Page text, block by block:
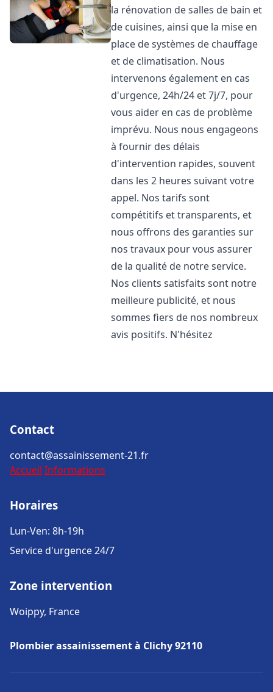
la rénovation de salles de bain et
de cuisines, ainsi que la mise en
place de systèmes de chauffage
et de climatisation. Nous
intervenons également en cas
d'urgence, 24h/24 et 7j/7, pour
vous aider en cas de problème
imprévu. Nous nous engageons
à fournir des délais
d'intervention rapides, souvent
dans les 2 heures suivant votre
appel. Nos tarifs sont
compétitifs et transparents, et
nous offrons des garanties sur
nos travaux pour vous assurer
de la qualité de notre service.
Nos clients satisfaits sont notre
meilleure publicité, et nous
sommes fiers de nos nombreux
avis positifs. N'hésitez
Contact
contact@assainissement-21.fr
Accueil Informations
Horaires
Lun-Ven: 8h-19h
Service d'urgence 24/7
Zone intervention
Woippy, France
Plombier assainissement à Clichy 92110